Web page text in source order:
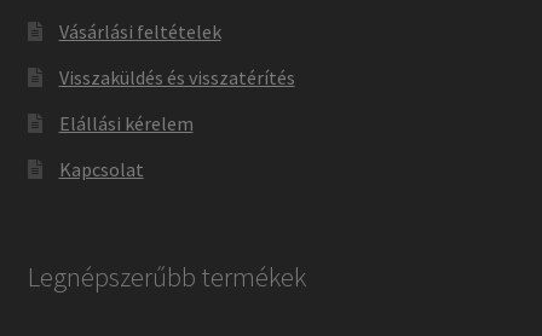
Vásárlási feltételek
Visszaküldés és visszatérítés
Elállási kérelem
Kapcsolat
Legnépszerűbb termékek